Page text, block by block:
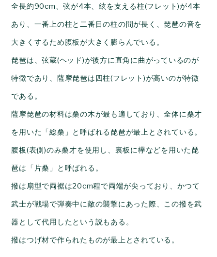
全長約90cm、弦が4本、絃を支える柱(フレット)が4本
あり、一番上の柱と二番目の柱の間が長く、琵琶の音を
大きくするため腹板が大きく膨らんでいる。
琵琶は、弦蔵(ヘッド)が後方に直角に曲がっているのが
特徴であり、薩摩琵琶は四柱(フレット)が高いのが特徴
である。
薩摩琵琶の材料は桑の木が最も適しており、全体に桑才
を用いた「総桑」と呼ばれる琵琶が最上とされている。
腹板(表側)のみ桑才を使用し、裏板に欅などを用いた琵
琶は「片桑」と呼ばれる。
撥は扇型で両裾は20cm程で両端が尖っており、かつて
武士が戦場で弾奏中に敵の襲撃にあった際、この撥を武
器として代用したという説もある。
撥はつげ材で作られたものが最上とされている。